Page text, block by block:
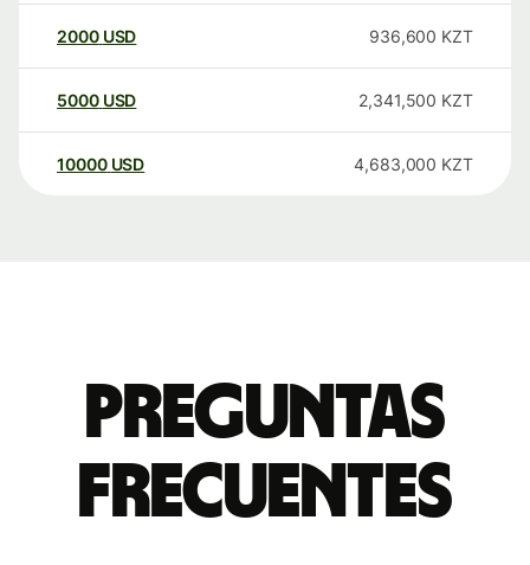
2000 USD 936,600 KZT
5000 USD 2,341,500 KZT
10000 USD 4,683,000 KZT
Preguntas
frecuentes